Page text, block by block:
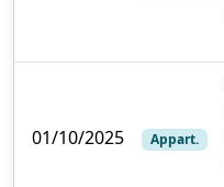
01/10/2025 Appart.